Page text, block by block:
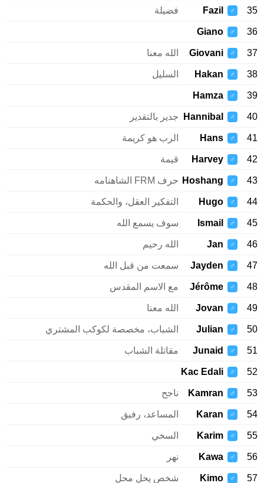
35
♂
Fazil فضيلة
36
♂
Giano
37
♂
Giovani الله معنا
38
♂
Hakan السليل
39
♂
Hamza
40
♂
Hannibal جدير بالتقدير
41
♂
Hans الرب هو كريمة
42
♂
Harvey قيمة
43
♂
Hoshang حرف FRM الشاهنامه
44
♂
Hugo التفكير العقل، والحكمة
45
♂
Ismail سوف يسمع الله
46
♂
Jan الله رحيم
47
♂
Jayden سمعت من قبل الله
48
♂
Jérôme مع الاسم المقدس
49
♂
Jovan الله معنا
50
♂
Julian الشباب، مخصصة لكوكب المشتري
51
♂
Junaid مقاتلة الشباب
52
♂
Kac Edali
53
♂
Kamran ناجح
54
♂
Karan المساعد، رفيق
55
♂
Karim السخي
56
♂
Kawa نهر
57
♂
Kimo شخص يحل محل